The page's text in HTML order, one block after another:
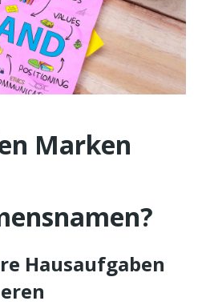
Marken
Hausaufgaben